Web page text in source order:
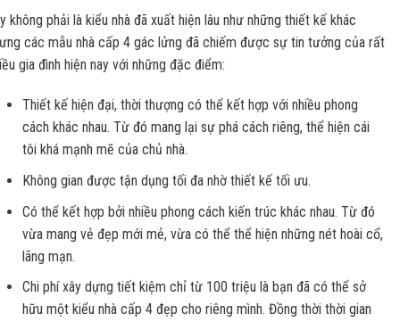
không phải là kiểu nhà đã xuất hiện lâu như những thiết kế khác
các mẫu nhà cấp 4 gác lửng đã chiếm được sự tin tưởng của rất
gia đình hiện nay với những đặc điểm:
Thiết kế hiện đại, thời thượng có thể kết hợp với nhiều phong
cách khác nhau. Từ đó mang lại sự phá cách riêng, thể hiện cái
tôi khá mạnh mẽ của chủ nhà.
Không gian được tận dụng tối đa nhờ thiết kế tối ưu.
Có thể kết hợp bởi nhiều phong cách kiến trúc khác nhau. Từ đó
vừa mang vẻ đẹp mới mẻ, vừa có thể thể hiện những nét hoài cổ,
lãng mạn.
Chi phí xây dựng tiết kiệm chỉ từ 100 triệu là bạn đã có thể sở
hữu một kiểu nhà cấp 4 đẹp cho riêng mình. Đồng thời thời gian